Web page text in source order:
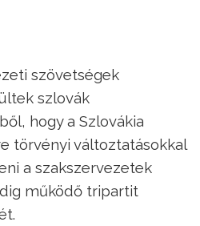
szövetségek
szlovák
hogy a Szlovákia
törvényi változtatásokkal
a szakszervezetek
működő tripartit